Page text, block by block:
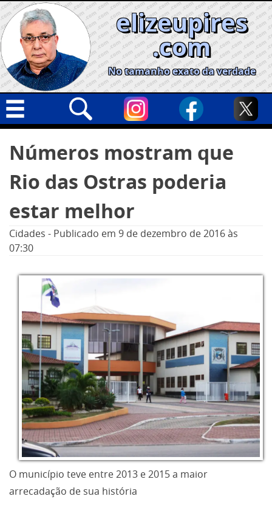
Skip
to
content
elizeupires
.com
No tamanho exato da verdade
Geral
Cidades
Política
Opinião
por:
Números mostram que
Rio das Ostras poderia
estar melhor
Cidades - Publicado em 9 de dezembro de 2016às
07:30
O município teve entre 2013 e 2015 a maior
arrecadação de sua história